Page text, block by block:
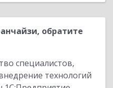
обратите
специалистов,
технологий